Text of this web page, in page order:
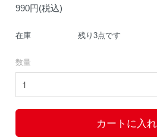
990円(税込)
在庫 残り3点です
数量